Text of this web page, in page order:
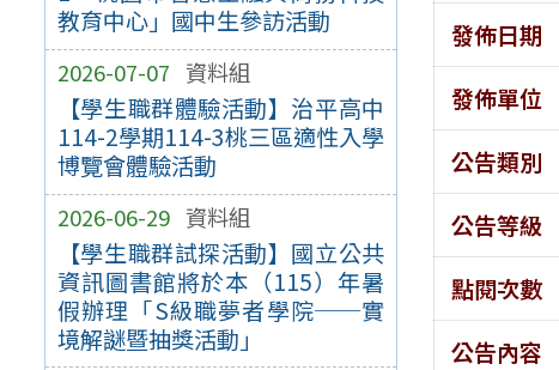
教育中心」國中生參訪活動
2026-07-07 資料組
【學生職群體驗活動】治平高中
114-2學期114-3桃三區適性入學
博覽會體驗活動
2026-06-29 資料組
【學生職群試探活動】國立公共
資訊圖書館將於本（115）年暑
假辦理「S級職夢者學院──實
境解謎暨抽獎活動」
發佈日期
發佈單位
公告類別
公告等級
點閱次數
公告內容